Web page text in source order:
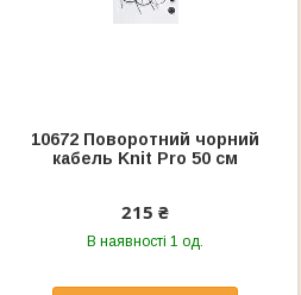
10672 Поворотний чорний
кабель Knit Pro 50 см
215 ₴
В наявності 1 од.